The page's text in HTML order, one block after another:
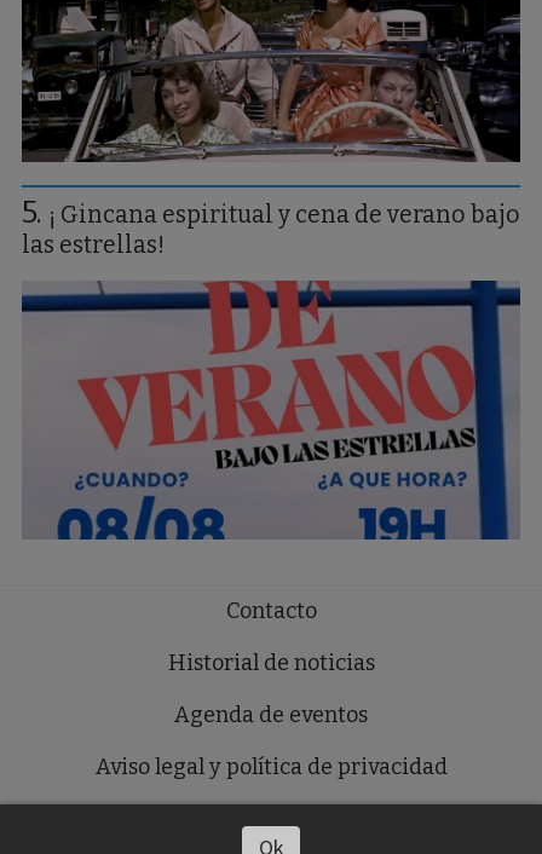
¡ Gincana espiritual y cena de verano bajo
las estrellas!
Contacto
Historial de noticias
Agenda de eventos
Aviso legal y política de privacidad
Ok